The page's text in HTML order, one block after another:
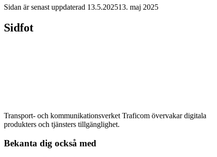
Sidan är senast uppdaterad 13.5.202513. maj 2025
Sidfot
Transport- och kommunikationsverket Traficom övervakar digitala
produkters och tjänsters tillgänglighet.
Bekanta dig också med